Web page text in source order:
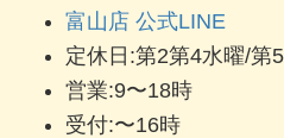
富山店 公式LINE
定休日:第2第4水曜/第
営業:9〜18時
受付:〜16時